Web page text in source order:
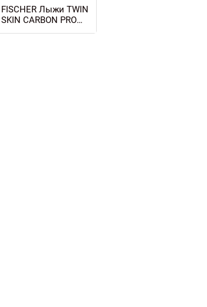
FISCHER Лыжи TWIN
SKIN CARBON PRO
MED IFP